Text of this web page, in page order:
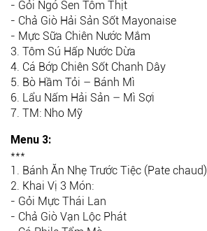
- Gỏi Ngó Sen Tôm Thịt
- Chả Giò Hải Sản Sốt Mayonaise
- Mực Sữa Chiên Nước Mắm
3. Tôm Sú Hấp Nước Dừa
4. Cá Bớp Chiên Sốt Chanh Dây
5. Bò Hầm Tỏi – Bánh Mì
6. Lẩu Nấm Hải Sản – Mì Sợi
7. TM: Nho Mỹ
Menu 3:
***
1. Bánh Ăn Nhẹ Trước Tiệc (Pate chaud)
2. Khai Vị 3 Món:
- Gỏi Mực Thái Lan
- Chả Giò Vạn Lộc Phát